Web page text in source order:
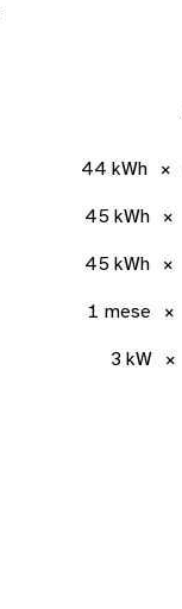
44 kWh ×
45 kWh ×
45 kWh ×
1 mese ×
3 kW ×